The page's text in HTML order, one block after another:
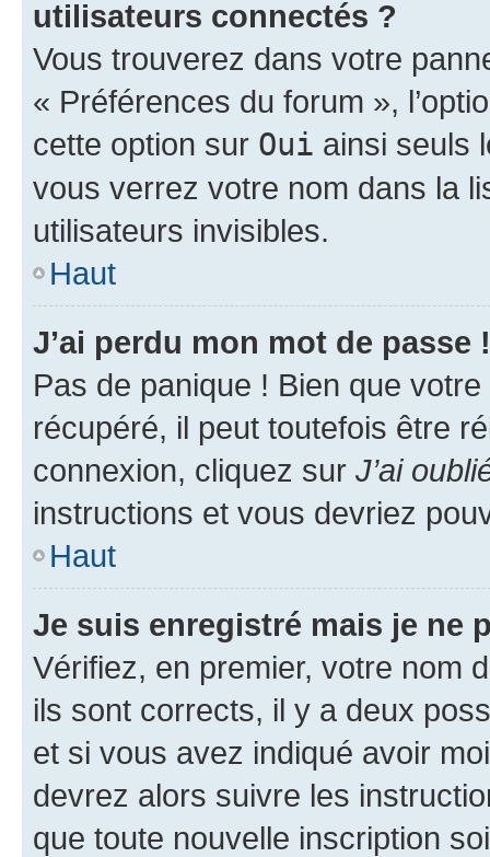
utilisateurs connectés ?
Vous trouverez dans votre
« Préférences du forum »,
cette option sur Oui ainsi seuls
vous verrez votre nom dans la
utilisateurs invisibles.
Haut
J’ai perdu mon mot de passe !
Pas de panique ! Bien que
récupéré, il peut toutefois être
connexion, cliquez sur J’ai
instructions et vous devriez
Haut
Je suis enregistré mais je ne
Vérifiez, en premier, votre nom
ils sont corrects, il y a deux
et si vous avez indiqué avoir
devrez alors suivre les
que toute nouvelle inscription